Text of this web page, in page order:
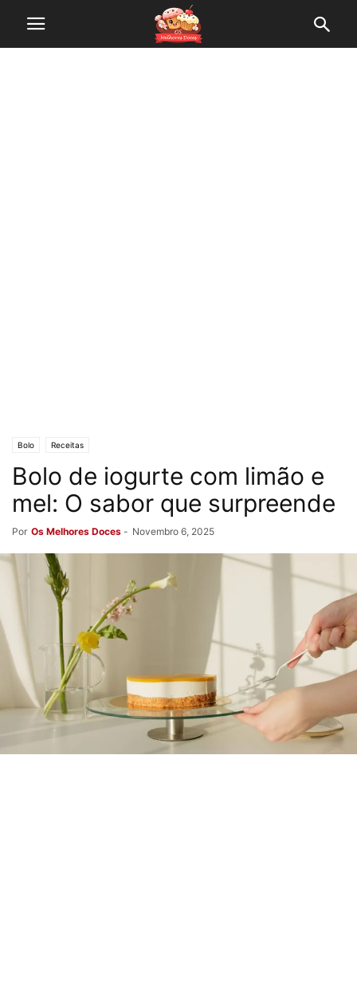
Bolo Receitas
Bolo de iogurte com limão e
mel: O sabor que surpreende
Por Os Melhores Doces - Novembro 6, 2025